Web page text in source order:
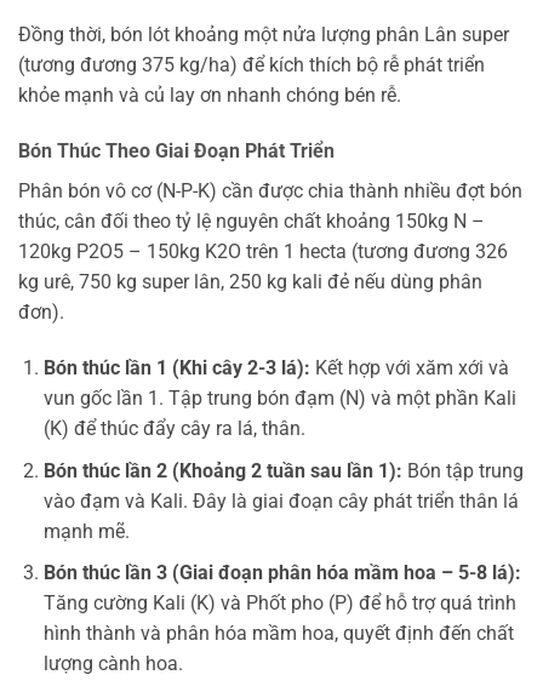
Đồng thời, bón lót khoảng một nửa lượng phân Lân super
(tương đương 375 kg/ha) để kích thích bộ rễ phát triển
khỏe mạnh và củ lay ơn nhanh chóng bén rễ.
Bón Thúc Theo Giai Đoạn Phát Triển
Phân bón vô cơ (N-P-K) cần được chia thành nhiều đợt bón
thúc, cân đối theo tỷ lệ nguyên chất khoảng 150kg N –
120kg P2O5 – 150kg K2O trên 1 hecta (tương đương 326
kg urê, 750 kg super lân, 250 kg kali đẻ nếu dùng phân
đơn).
Bón thúc lần 1 (Khi cây 2-3 lá): Kết hợp với xăm xới và
vun gốc lần 1. Tập trung bón đạm (N) và một phần Kali
(K) để thúc đẩy cây ra lá, thân.
Bón thúc lần 2 (Khoảng 2 tuần sau lần 1): Bón tập trung
vào đạm và Kali. Đây là giai đoạn cây phát triển thân lá
mạnh mẽ.
Bón thúc lần 3 (Giai đoạn phân hóa mầm hoa – 5-8 lá):
Tăng cường Kali (K) và Phốt pho (P) để hỗ trợ quá trình
hình thành và phân hóa mầm hoa, quyết định đến chất
lượng cành hoa.